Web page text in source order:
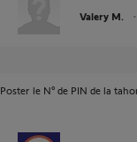
Valery M.
Poster le N° de PIN de la